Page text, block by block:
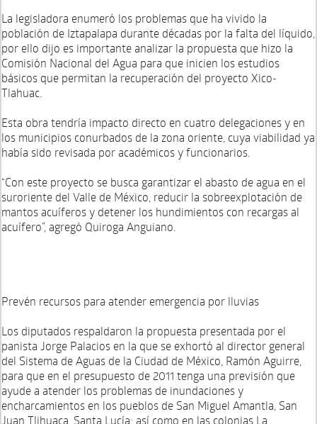
La legisladora enumeró los problemas que ha vivido la
población de Iztapalapa durante décadas por la falta del líquido,
por ello dijo es importante analizar la propuesta que hizo la
Comisión Nacional del Agua para que inicien los estudios
básicos que permitan la recuperación del proyecto Xico-
Tlahuac.
Esta obra tendría impacto directo en cuatro delegaciones y en
los municipios conurbados de la zona oriente, cuya viabilidad ya
había sido revisada por académicos y funcionarios.
“Con este proyecto se busca garantizar el abasto de agua en el
suroriente del Valle de México, reducir la sobreexplotación de
mantos acuíferos y detener los hundimientos con recargas al
acuífero”, agregó Quiroga Anguiano.
Prevén recursos para atender emergencia por lluvias
Los diputados respaldaron la propuesta presentada por el
panista Jorge Palacios en la que se exhortó al director general
del Sistema de Aguas de la Ciudad de México, Ramón Aguirre,
para que en el presupuesto de 2011 tenga una previsión que
ayude a atender los problemas de inundaciones y
encharcamientos en los pueblos de San Miguel Amantla, San
Juan Tlihuaca, Santa Lucía; así como en las colonias La